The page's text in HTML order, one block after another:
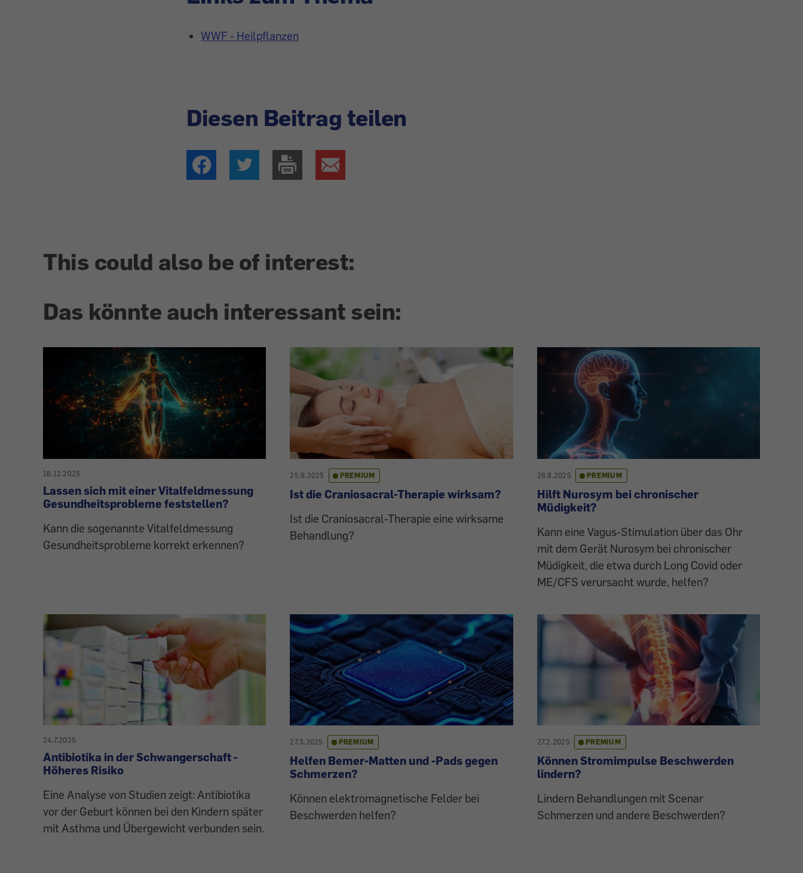
WWF - Heilpflanzen
Diesen Beitrag teilen
This could also be of interest:
Das könnte auch interessant sein:
18.12.2025
Lassen sich mit einer Vitalfeldmessung
Gesundheitsprobleme feststellen?
Kann die sogenannte Vitalfeldmessung
Gesundheitsprobleme korrekt erkennen?
25.9.2025 PREMIUM
Ist die Craniosacral-Therapie wirksam?
Ist die Craniosacral-Therapie eine wirksame
Behandlung?
28.8.2025 PREMIUM
Hilft Nurosym bei chronischer
Müdigkeit?
Kann eine Vagus-Stimulation über das Ohr
mit dem Gerät Nurosym bei chronischer
Müdigkeit, die etwa durch Long Covid oder
ME/CFS verursacht wurde, helfen?
24.7.2025
Antibiotika in der Schwangerschaft -
Höheres Risiko
Eine Analyse von Studien zeigt: Antibiotika
vor der Geburt können bei den Kindern später
mit Asthma und Übergewicht verbunden sein.
27.3.2025 PREMIUM
Helfen Bemer-Matten und -Pads gegen
Schmerzen?
Können elektromagnetische Felder bei
Beschwerden helfen?
27.2.2025 PREMIUM
Können Stromimpulse Beschwerden
lindern?
Lindern Behandlungen mit Scenar
Schmerzen und andere Beschwerden?